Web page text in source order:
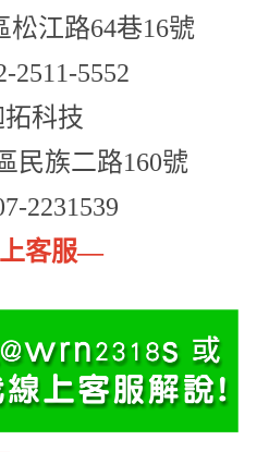
松江路64巷16號
2511-5552
拓科技
民族二路160號
2231539
客服—